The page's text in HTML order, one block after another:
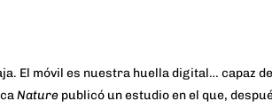
El móvil es nuestra huella digital… capaz
Nature publicó un estudio en el que,